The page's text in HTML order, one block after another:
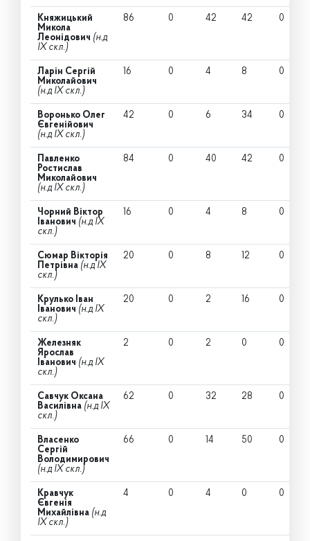
Княжицький
Микола
Леонідович (н.д
IX скл.)
86 0 42 42 0
Ларін Сергій
Миколайович
(н.д IX скл.)
16 0 4 8 0
Воронько Олег
Євгенійович
(н.д IX скл.)
42 0 6 34 0
Павленко
Ростислав
Миколайович
(н.д IX скл.)
84 0 40 42 0
Чорний Віктор
Іванович (н.д IX
скл.)
16 0 4 8 0
Сюмар Вікторія
Петрівна (н.д IX
скл.)
20 0 8 12 0
Крулько Іван
Іванович (н.д IX
скл.)
20 0 2 16 0
Железняк
Ярослав
Іванович (н.д IX
скл.)
2 0 2 0 0
Савчук Оксана
Василівна (н.д IX
скл.)
62 0 32 28 0
Власенко
Сергій
Володимирович
(н.д IX скл.)
66 0 14 50 0
Кравчук
Євгенія
Михайлівна (н.д
IX скл.)
4 0 4 0 0